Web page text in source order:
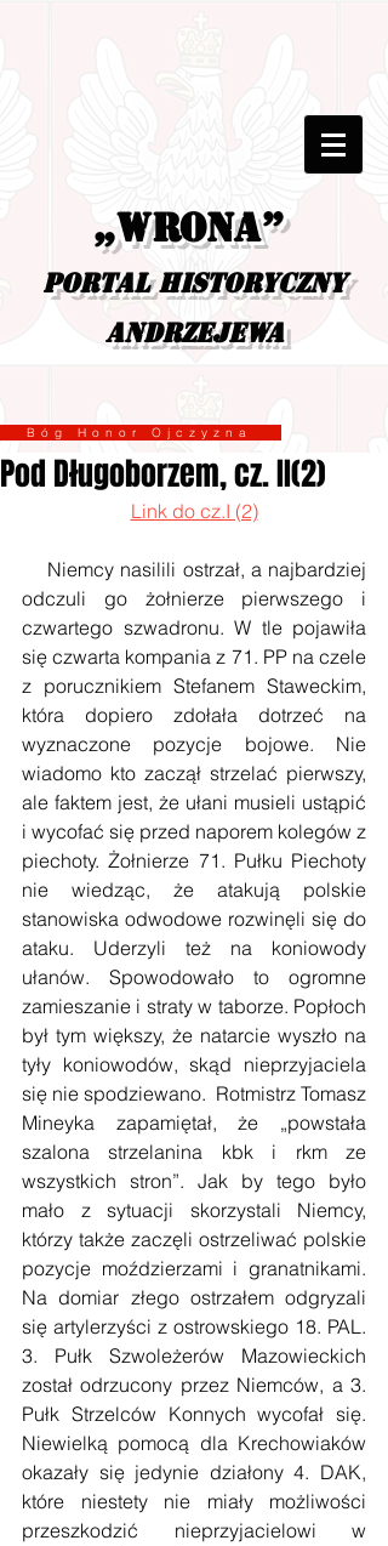
„Wrona”
portal historyczny
Andrzejewa
Honor Ojczyzna
Pod Długoborzem, cz. II(2)
Link do cz.I (2)
Niemcy nasilili ostrzał, a najbardziej
odczuli go żołnierze pierwszego i
czwartego szwadronu. W tle pojawiła
się czwarta kompania z 71. PP na czele
z porucznikiem Stefanem Staweckim,
która dopiero zdołała dotrzeć na
wyznaczone pozycje bojowe. Nie
wiadomo kto zaczął strzelać pierwszy,
ale faktem jest, że ułani musieli ustąpić
i wycofać się przed naporem kolegów z
piechoty. Żołnierze 71. Pułku Piechoty
nie wiedząc, że atakują polskie
stanowiska odwodowe rozwinęli się do
ataku. Uderzyli też na koniowody
ułanów. Spowodowało to ogromne
zamieszanie i straty w taborze. Popłoch
był tym większy, że natarcie wyszło na
tyły koniowodów, skąd nieprzyjaciela
się nie spodziewano.  Rotmistrz Tomasz
Mineyka zapamiętał, że „powstała
szalona strzelanina kbk i rkm ze
wszystkich stron”. Jak by tego było
mało z sytuacji skorzystali Niemcy,
którzy także zaczęli ostrzeliwać polskie
pozycje moździerzami i granatnikami.
Na domiar złego ostrzałem odgryzali
się artylerzyści z ostrowskiego 18. PAL.
3. Pułk Szwoleżerów Mazowieckich
został odrzucony przez Niemców, a 3.
Pułk Strzelców Konnych wycofał się.
Niewielką pomocą dla Krechowiaków
okazały się jedynie działony 4. DAK,
które niestety nie miały możliwości
przeszkodzić nieprzyjacielowi w